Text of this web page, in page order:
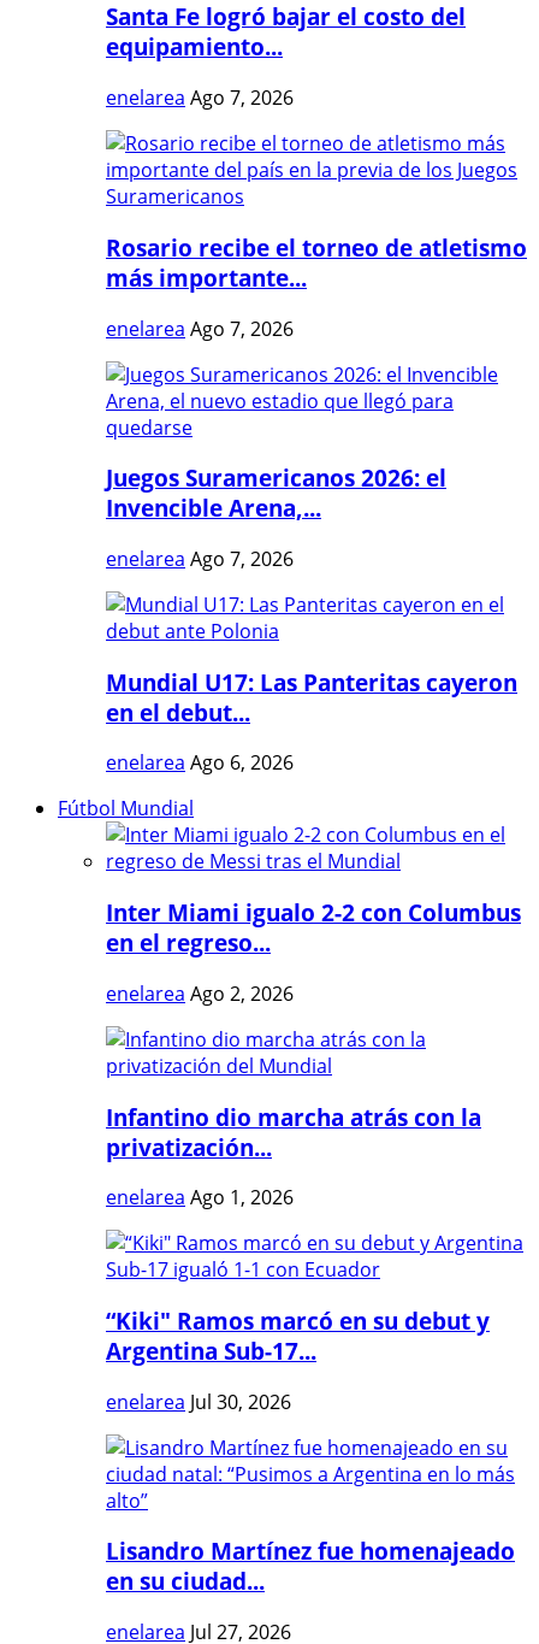
Santa Fe logró bajar el costo del
equipamiento...
enelarea Ago 7, 2026
Rosario recibe el torneo de atletismo
más importante...
enelarea Ago 7, 2026
Juegos Suramericanos 2026: el
Invencible Arena,...
enelarea Ago 7, 2026
Mundial U17: Las Panteritas cayeron
en el debut...
enelarea Ago 6, 2026
Fútbol Mundial
Inter Miami igualo 2-2 con Columbus
en el regreso...
enelarea Ago 2, 2026
Infantino dio marcha atrás con la
privatización...
enelarea Ago 1, 2026
“Kiki" Ramos marcó en su debut y
Argentina Sub-17...
enelarea Jul 30, 2026
Lisandro Martínez fue homenajeado
en su ciudad...
enelarea Jul 27, 2026